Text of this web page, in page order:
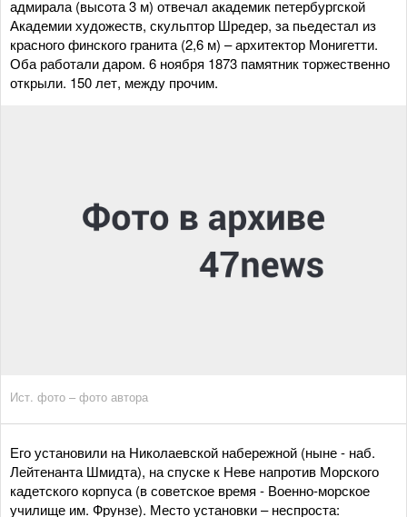
адмирала (высота 3 м) отвечал академик петербургской
Академии художеств, скульптор Шредер, за пьедестал из
красного финского гранита (2,6 м) – архитектор Монигетти.
Оба работали даром. 6 ноября 1873 памятник торжественно
открыли. 150 лет, между прочим.
Ист. фото – фото автора
Его установили на Николаевской набережной (ныне - наб.
Лейтенанта Шмидта), на спуске к Неве напротив Морского
кадетского корпуса (в советское время - Военно-морское
училище им. Фрунзе). Место установки – неспроста: